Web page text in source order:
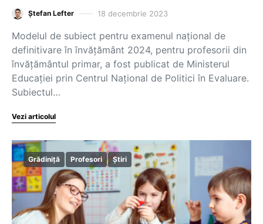
Ștefan Lefter 18 decembrie 2023
Modelul de subiect pentru examenul național de
definitivare în învățământ 2024, pentru profesorii din
învățământul primar, a fost publicat de Ministerul
Educației prin Centrul Național de Politici în Evaluare.
Subiectul…
Vezi articolul
Grădiniță Profesori Știri